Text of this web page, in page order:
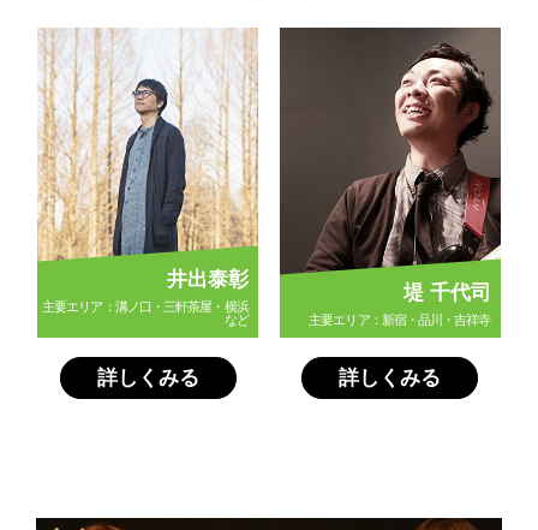
井出泰彰
主要エリア：溝ノ口・三軒茶屋・横浜
など
詳しくみる
堤 千代司
主要エリア：新宿・品川・吉祥寺
詳しくみる